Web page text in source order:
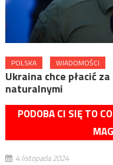
POLSKA WIADOMOŚCI
Ukraina chce płacić
naturalnymi
PODOBA CI SIĘ TO
4 listopada 2024